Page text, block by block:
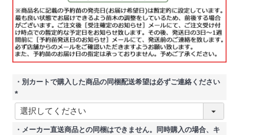
・別カートで購入した商品の同梱配送希望は必ずご連絡ください
(
必
須・メーカー直送商品との同梱はできません。同時購入の場合、キ